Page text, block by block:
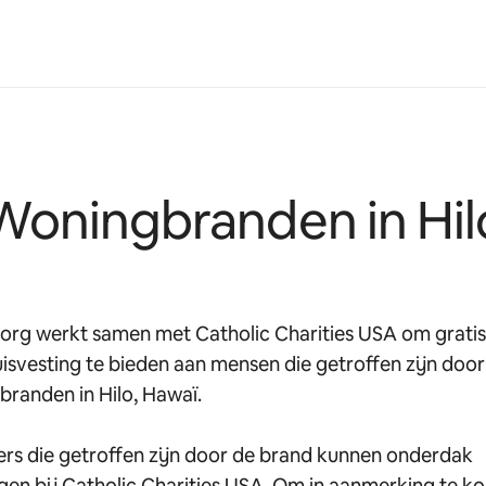
in
werkt samen met Catholic Charities USA om gratis
te bieden aan mensen die getroffen zijn
in Hilo, Hawaï.
die getroffen zijn door de brand kunnen onderdak